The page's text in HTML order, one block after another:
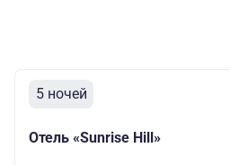
5 ночей
Отель «Sunrise Hill»